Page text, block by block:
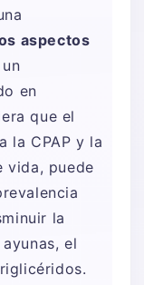
aspectos
en
que el
la CPAP y la
vida, puede
la
el